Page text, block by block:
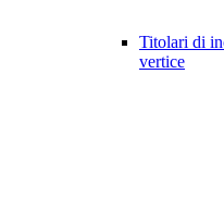
Titolari di
vertice